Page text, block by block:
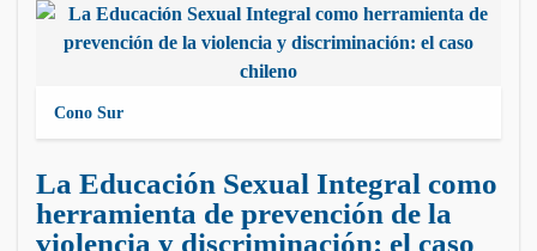
Cono Sur
La Educación Sexual Integral como
herramienta de prevención de la
violencia y discriminación: el caso